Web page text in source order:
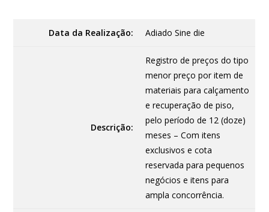
Data da Realização: AdiadoSine die
Descrição:
Registro de preços do tipo
menor preço por item de
materiais para calçamento
e recuperação de piso,
pelo período de 12 (doze)
meses – Com itens
exclusivos e cota
reservada para pequenos
negócios e itens para
ampla concorrência.